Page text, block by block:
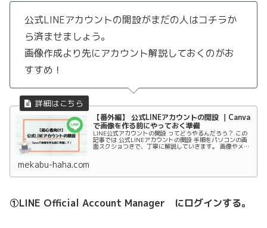
公式LINEアカウントの開設がまだの人はコチラか
ら済ませましょう。
画像作成より先にアカウント解説しておくのがお
すすめ！
【番外編】 公式LINEアカウントの開設 ｜Canva
で画像を作る前にやっておく準備
LINE公式アカウントの開設 ってどうやるんだろう？ この
記事では 公式LINEアカウントの開設 手順をパソコンの画
面スクショつきで、丁寧に解説していきます。 画像やメニ
mekabu-haha.com
①LINE Official Account Manager にログインする。